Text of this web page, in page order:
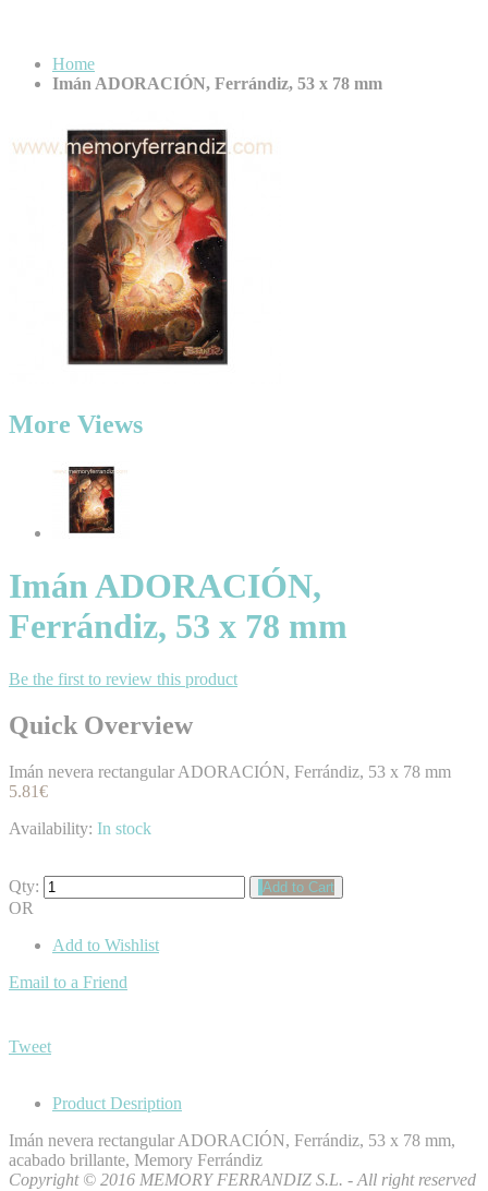
Home
Imán ADORACIÓN, Ferrándiz, 53 x 78 mm
More Views
Imán ADORACIÓN,
Ferrándiz, 53 x 78 mm
Be the first to review this product
Quick Overview
Imán nevera rectangular ADORACIÓN, Ferrándiz, 53 x 78 mm
5.81€
Availability: In stock
Qty: Add to Cart
OR
Add to Wishlist
Email to a Friend
Tweet
Product Desription
Imán nevera rectangular ADORACIÓN, Ferrándiz, 53 x 78 mm,
acabado brillante, Memory Ferrándiz
Copyright © 2016 MEMORY FERRANDIZ S.L. - All right reserved